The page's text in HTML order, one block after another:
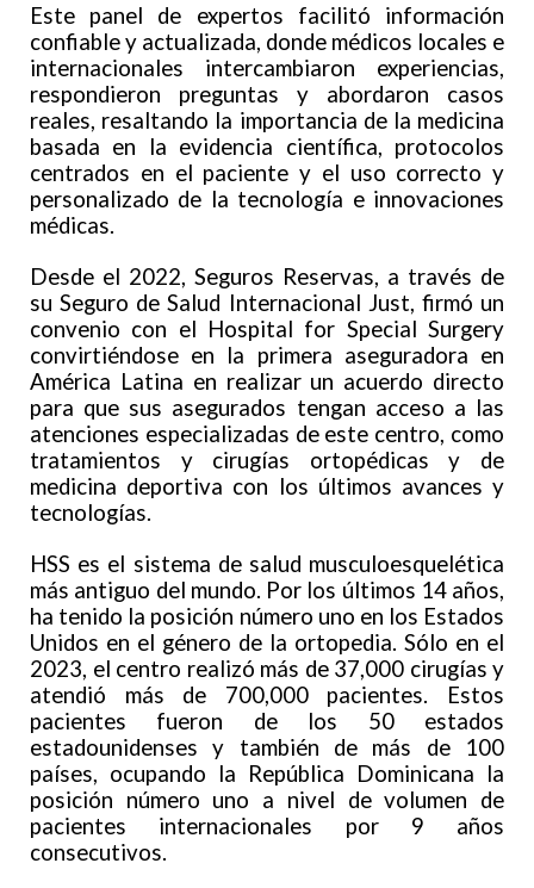
Este panel de expertos facilitó información
confiable y actualizada, donde médicos locales e
internacionales intercambiaron experiencias,
respondieron preguntas y abordaron casos
reales, resaltando la importancia de la medicina
basada en la evidencia científica, protocolos
centrados en el paciente y el uso correcto y
personalizado de la tecnología e innovaciones
médicas.
Desde el 2022, Seguros Reservas, a través de
su Seguro de Salud Internacional Just, firmó un
convenio con el Hospital for Special Surgery
convirtiéndose en la primera aseguradora en
América Latina en realizar un acuerdo directo
para que sus asegurados tengan acceso a las
atenciones especializadas de este centro, como
tratamientos y cirugías ortopédicas y de
medicina deportiva con los últimos avances y
tecnologías.
HSS es el sistema de salud musculoesquelética
más antiguo del mundo. Por los últimos 14 años,
ha tenido la posición número uno en los Estados
Unidos en el género de la ortopedia. Sólo en el
2023, el centro realizó más de 37,000 cirugías y
atendió más de 700,000 pacientes. Estos
pacientes fueron de los 50 estados
estadounidenses y también de más de 100
países, ocupando la República Dominicana la
posición número uno a nivel de volumen de
pacientes internacionales por 9 años
consecutivos.